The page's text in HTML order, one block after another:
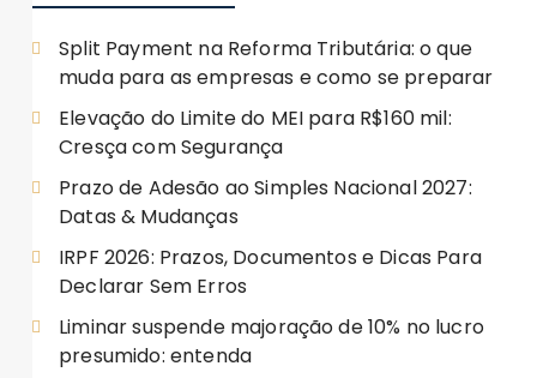
Split Payment na Reforma Tributária: o que
muda para as empresas e como se preparar
Elevação do Limite do MEI para R$160 mil:
Cresça com Segurança
Prazo de Adesão ao Simples Nacional 2027:
Datas & Mudanças
IRPF 2026: Prazos, Documentos e Dicas Para
Declarar Sem Erros
Liminar suspende majoração de 10% no lucro
presumido: entenda